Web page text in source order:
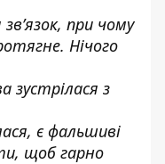
при чому
Нічого
зустрілася з
є фальшиві
щоб гарно